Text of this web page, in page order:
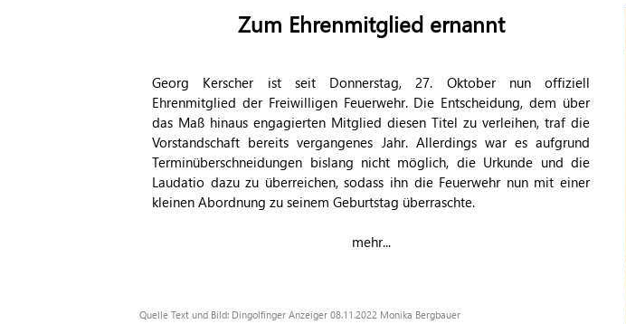
Zum Ehrenmitglied ernannt
Georg Kerscher ist seit Donnerstag, 27. Oktober nun offiziell
Ehrenmitglied der Freiwilligen Feuerwehr. Die Entscheidung, dem über
das Maß hinaus engagierten Mitglied diesen Titel zu verleihen, traf die
Vorstandschaft bereits vergangenes Jahr. Allerdings war es aufgrund
Terminüberschneidungen bislang nicht möglich, die Urkunde und die
Laudatio dazu zu überreichen, sodass ihn die Feuerwehr nun mit einer
kleinen Abordnung zu seinem Geburtstag überraschte.
mehr...
Quelle Text und Bild: Dingolfinger Anzeiger 08.11.2022 Monika Bergbauer